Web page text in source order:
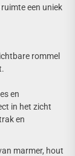
een uniek
rommel
en
in het zicht
en
marmer, hout